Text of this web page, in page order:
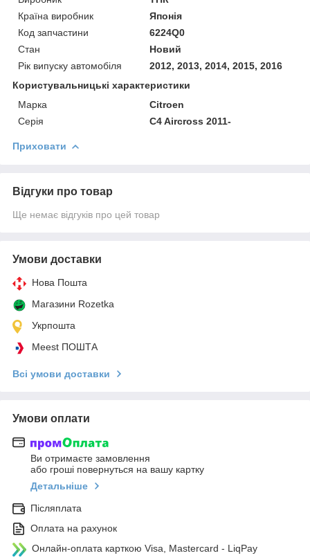
Країна виробник
Японія
Код запчастини
6224Q0
Стан
Новий
Рік випуску автомобіля
2012, 2013, 2014, 2015, 2016
Користувальницькі характеристики
Марка
Citroen
Серія
C4 Aircross 2011-
Приховати
Відгуки про товар
Ще немає відгуків про цей товар
Умови доставки
Нова Пошта
Магазини Rozetka
Укрпошта
Meest ПОШТА
Всі умови доставки
Умови оплати
Ви отримаєте замовлення
або гроші повернуться на вашу картку
Детальніше
Післяплата
Оплата на рахунок
Онлайн-оплата карткою Visa, Mastercard - LiqPay